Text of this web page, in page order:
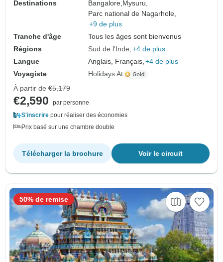
Destinations Bangalore,Mysuru,
Parc national de Nagarhole,
+9 de plus
Tranche d'âge
Tous les âges sont bienvenus
Régions
Sud de l'Inde +4 de plus
Langue
Anglais, Français, +4 de plus
Voyagiste
Holidays At
À partir de €5,179
€2,590
par personne
S'inscrire pour réaliser des économies
Prix basé sur une chambre double
Voir le circuit
Télécharger la brochure
50% de remise